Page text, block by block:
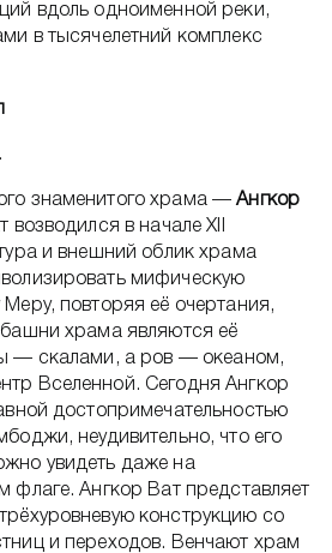
вдоль одноименной реки,
в тысячелетний комплекс
знаменитого храма —Ангкор
возводился в начале XII
и внешний облик храма
мифическую
повторяя её очертания,
башни храма являются её
— скалами, а ров — океаном,
Вселенной. Сегодня Ангкор
достопримечательностью
неудивительно, что его
увидеть даже на
флаге. Ангкор Ват представляет
конструкцию со
и переходов. Венчают храм